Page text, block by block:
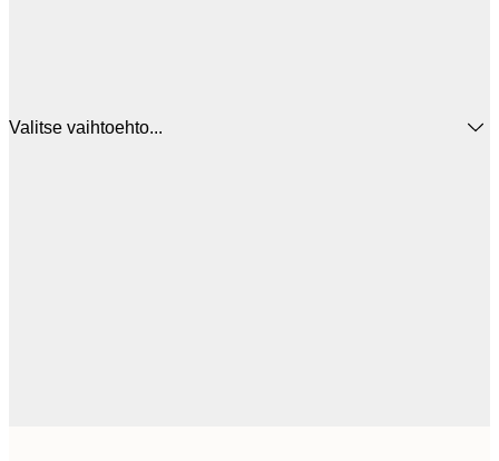
Valitse vaihtoehto...